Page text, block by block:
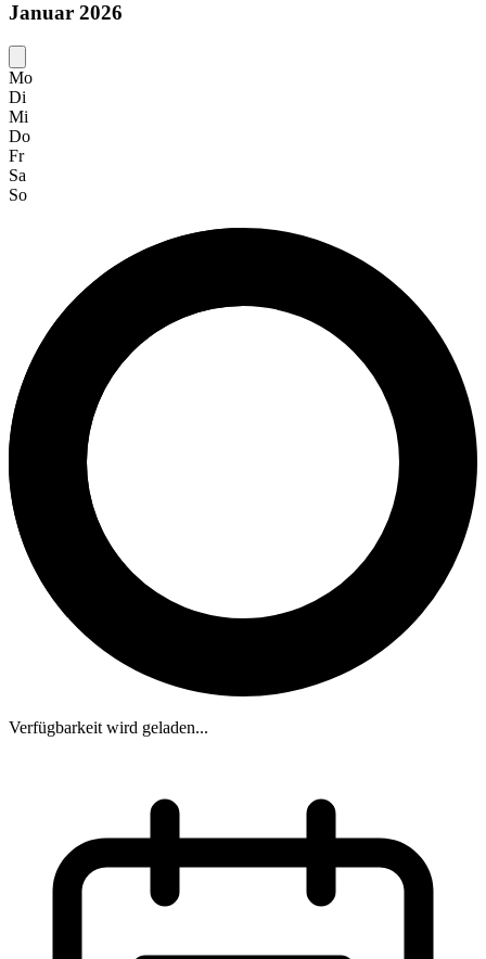
Januar 2026
Mo
Di
Mi
Do
Fr
Sa
So
Verfügbarkeit wird geladen...